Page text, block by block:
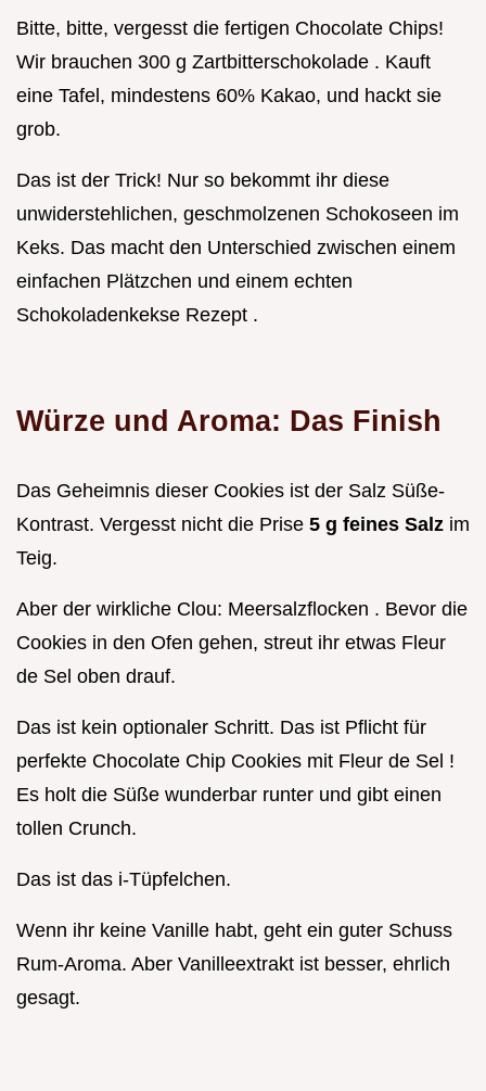
Bitte, bitte, vergesst die fertigen Chocolate Chips!
Wir brauchen 300 g Zartbitterschokolade . Kauft
eine Tafel, mindestens 60% Kakao, und hackt sie
grob.
Das ist der Trick! Nur so bekommt ihr diese
unwiderstehlichen, geschmolzenen Schokoseen im
Keks. Das macht den Unterschied zwischen einem
einfachen Plätzchen und einem echten
Schokoladenkekse Rezept .
Würze und Aroma: Das Finish
Das Geheimnis dieser Cookies ist der Salz Süße-
Kontrast. Vergesst nicht die Prise 5 g feines Salz im
Teig.
Aber der wirkliche Clou: Meersalzflocken . Bevor die
Cookies in den Ofen gehen, streut ihr etwas Fleur
de Sel oben drauf.
Das ist kein optionaler Schritt. Das ist Pflicht für
perfekte Chocolate Chip Cookies mit Fleur de Sel !
Es holt die Süße wunderbar runter und gibt einen
tollen Crunch.
Das ist das i-Tüpfelchen.
Wenn ihr keine Vanille habt, geht ein guter Schuss
Rum-Aroma. Aber Vanilleextrakt ist besser, ehrlich
gesagt.